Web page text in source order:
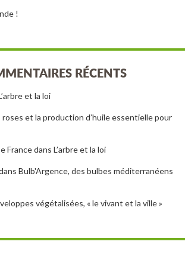
!
RÉCENTS
et la loi
roses et la production d’huile essentielle pour
Francedans L’arbre et la loi
Bulb'Argence, des bulbes méditerranéens
végétalisées, « le vivant et la ville »